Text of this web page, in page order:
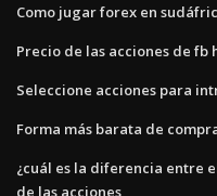
Como jugar forex en
Precio de las acciones de fb
Seleccione acciones para
Forma más barata de
¿cuál es la diferencia entre
de las acciones_